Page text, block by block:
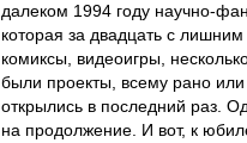
далеком 1994 году научно-
которая за двадцать с
комиксы, видеоигры,
были проекты, всему рано или
открылись в последний раз.
на продолжение. И вот, к